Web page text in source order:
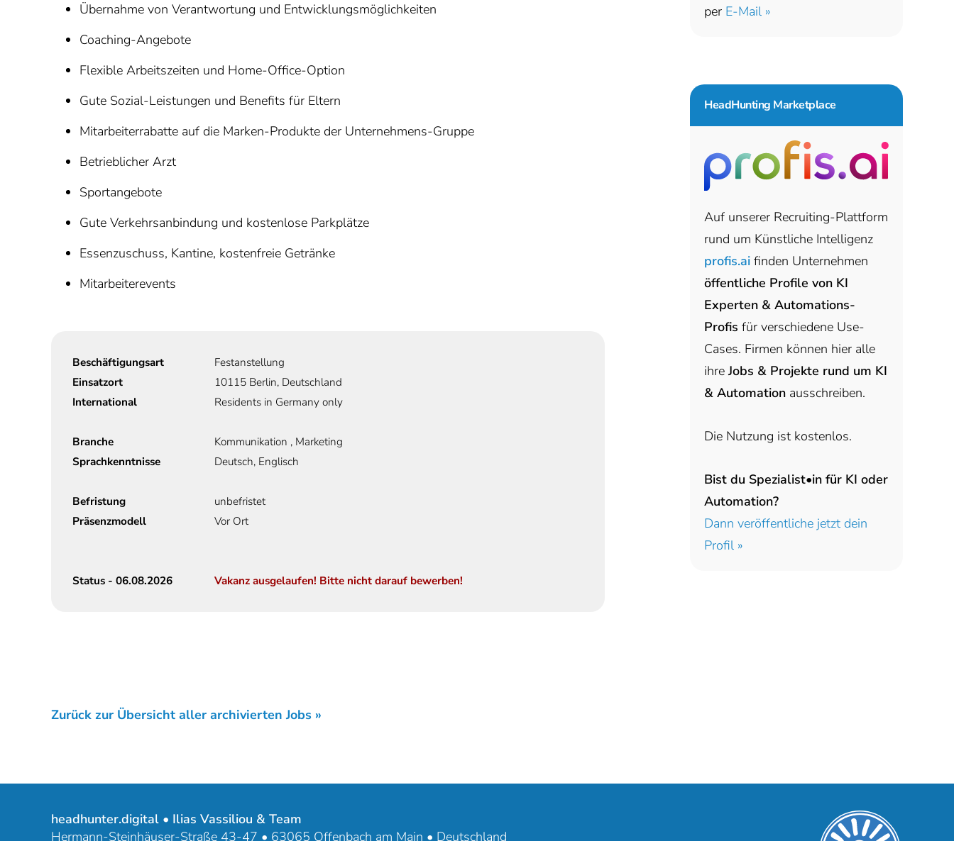
Übernahme von Verantwortung und Entwicklungsmöglichkeiten
Coaching-Angebote
Flexible Arbeitszeiten und Home-Office-Option
Gute Sozial-Leistungen und Benefits für Eltern
Mitarbeiterrabatte auf die Marken-Produkte der Unternehmens-Gruppe
Betrieblicher Arzt
Sportangebote
Gute Verkehrsanbindung und kostenlose Parkplätze
Essenzuschuss, Kantine, kostenfreie Getränke
Mitarbeiterevents
Beschäftigungsart
Festanstellung
Einsatzort
10115 Berlin, Deutschland
International
Residents in Germany only
Branche
Kommunikation , Marketing
Sprachkenntnisse
Deutsch, Englisch
Befristung
unbefristet
Präsenzmodell
Vor Ort
Status - 06.08.2026 Vakanz ausgelaufen! Bitte nicht darauf bewerben!
Zurück zur Übersicht aller archivierten Jobs »
per E-Mail »
HeadHunting Marketplace
Auf unserer Recruiting-Plattform
rund um Künstliche Intelligenz
profis.ai finden Unternehmen
öffentliche Profile von KI
Experten & Automations-
Profis für verschiedene Use-
Cases. Firmen können hier alle
ihreJobs & Projekte rund um KI
& Automation ausschreiben.
Die Nutzung ist kostenlos.
Bist du Spezialist•in für KI oder
Automation?
Dann veröffentliche jetzt dein
Profil »
headhunter.digital • Ilias Vassiliou & Team
Hermann-Steinhäuser-Straße 43-47 • 63065 Offenbach am Main • Deutschland